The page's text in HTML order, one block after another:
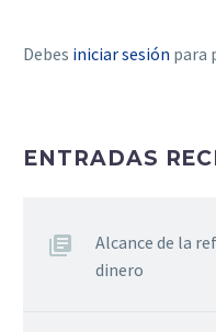
Debes iniciar sesión para
ENTRADAS
Alcance de la
dinero